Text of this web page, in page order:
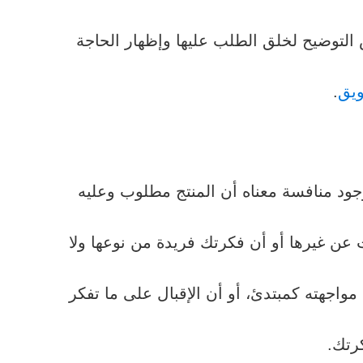
لخلق الطلب عليها وإظهار الحاجة
.
منافسة معناه أن المنتج مطلوب وعليه
غيرها أو أن فكرتك فريدة من نوعها ولا
كمبتدئ، أو أن الإقبال على ما تفكر